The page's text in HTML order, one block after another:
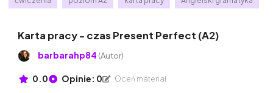
Karta pracy - czas Present Perfect (A2)
barbarahp84 (Autor)
0.0 Opinie: 0 Oceń materiał